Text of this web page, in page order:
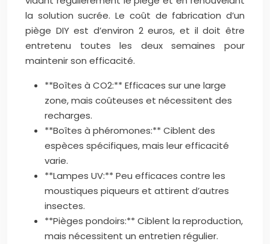
la solution sucrée. Le coût de fabrication d’un
piège DIY est d’environ 2 euros, et il doit être
entretenu toutes les deux semaines pour
maintenir son efficacité.
**Boîtes à CO2:** Efficaces sur une large
zone, mais coûteuses et nécessitent des
recharges.
**Boîtes à phéromones:** Ciblent des
espèces spécifiques, mais leur efficacité
varie.
**Lampes UV:** Peu efficaces contre les
moustiques piqueurs et attirent d’autres
insectes.
**Pièges pondoirs:** Ciblent la reproduction,
mais nécessitent un entretien régulier.